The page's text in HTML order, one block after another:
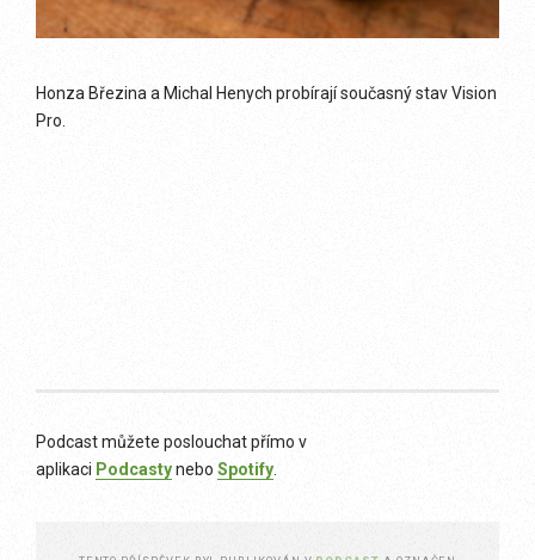
Honza Březina a Michal Henych probírají současný stav Vision
Pro.
Podcast můžete poslouchat přímo v
aplikaci Podcastynebo Spotify